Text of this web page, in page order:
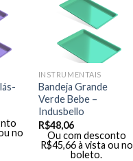
no
INSTRUMENTAIS
Bandeja Grande
Verde Bebe –
Indusbello
R$48,06
Ou com desconto
R$45,66 à vista ou no
boleto.